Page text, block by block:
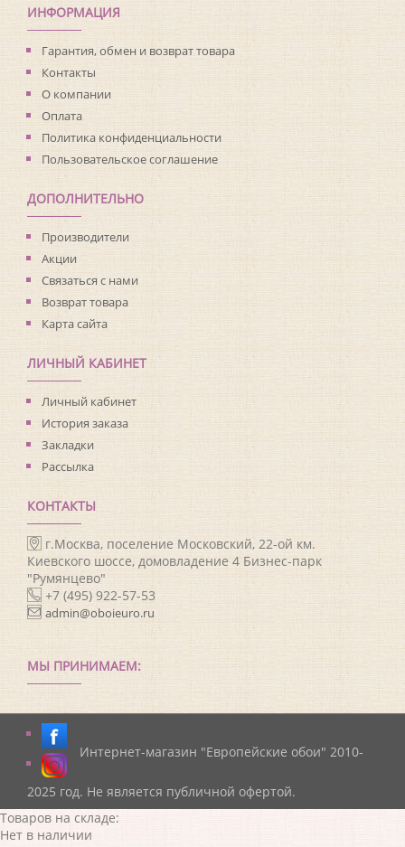
Ширина рулона: 0.53
Материал покрытия:Виниловое
Страна:Нидерланды
Материал основы:
Флизелин
Раппорт:64
ИНФОРМАЦИЯ
Гарантия, обмен и возврат товара
Контакты
О компании
Оплата
Политика конфиденциальности
Пользовательское соглашение
ДОПОЛНИТЕЛЬНО
Производители
Акции
Связаться с нами
Возврат товара
Карта сайта
ЛИЧНЫЙ КАБИНЕТ
Личный кабинет
История заказа
Закладки
Рассылка
КОНТАКТЫ
г.Москва, поселение Московский, 22-ой км.
Киевского шоссе, домовладение 4 Бизнес-парк
"Румянцево"
+7 (495) 922-57-53
admin@oboieuro.ru
МЫ ПРИНИМАЕМ:
Интернет-магазин "Европейские обои" 2010-
2025 год. Не является публичной офертой.
Товаров на складе:
Нет в наличии